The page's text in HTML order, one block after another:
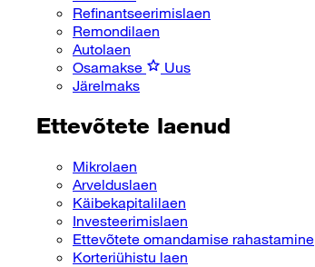
Refinantseerimislaen
Remondilaen
Autolaen
Osamakse
Uus
Järelmaks
Ettevõtete laenud
Mikrolaen
Arvelduslaen
Käibekapitalilaen
Investeerimislaen
Ettevõtete omandamise rahastamine
Korteriühistu laen